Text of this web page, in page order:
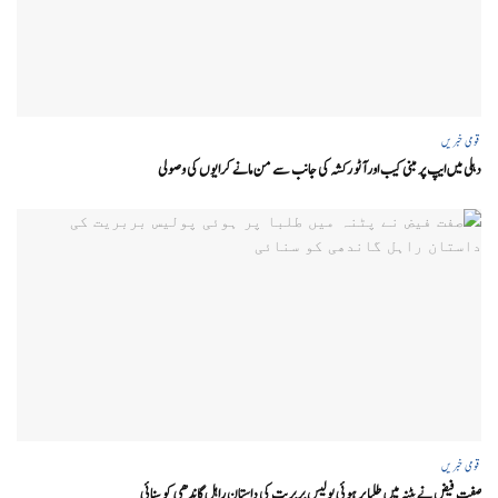
قومی خبریں
دہلی میں ایپ پر مبنی کیب اور آٹو رکشہ کی جانب سے من مانے کرایوں کی وصولی
قومی خبریں